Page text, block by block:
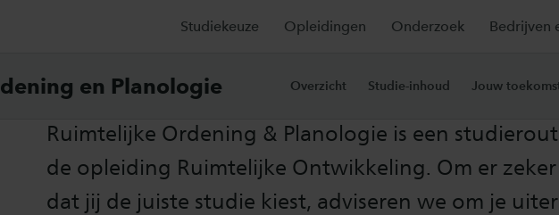
Studiekeuze Opleidingen Onderzoek Bedrijven
en Planologie Overzicht Studie-inhoud Jouw
Toelatingseisen 2026-2027
Ruimtelijke Ordening & Planologie is een
de opleiding Ruimtelijke Ontwikkeling. Om er
dat jij de juiste studie kiest, adviseren we om je